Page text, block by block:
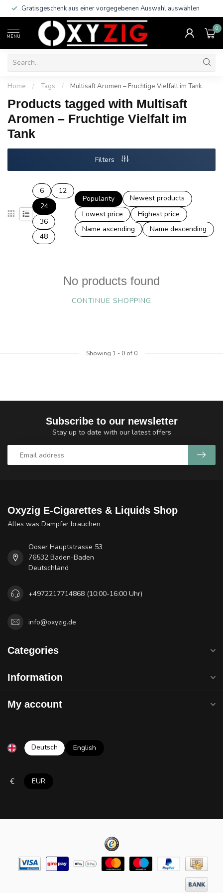
Gratisgeschenk aus einer vorgegebenen Auswahl auswählen
MENU
0
Home / Tags / Multisaft Aromen – Fruchtige Vielfalt im Tank
Products tagged with Multisaft
Aromen – Fruchtige Vielfalt im
Tank
Filters
6
12
24
36
48
Popularity
Newest products
Lowest price
Highest price
Name ascending
Name descending
No products found
CONTINUE SHOPPING
Showing 1 - 0of 0
Subscribe to our newsletter
Stay up to date with our latest offers
Oxyzig E-Cigarettes & Liquids Shop
Alles was Dampfer brauchen
Ooser Hauptstrasse 53
76532 Baden-Baden
Deutschland
+4972217714868 (10:00-16:00 Uhr)
info@oxyzig.de
Categories
Information
My account
Deutsch English
€ EUR